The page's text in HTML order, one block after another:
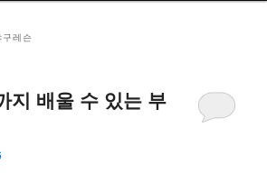
구레슨
지 배울 수 있는 부